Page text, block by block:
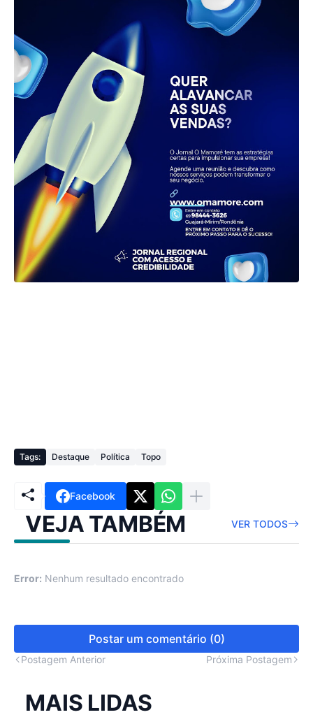
Tags: Destaque Política Topo
Facebook
VEJA TAMBÉM VER TODOS
Error: Nenhum resultado encontrado
Postar um comentário (0)
Postagem Anterior Próxima Postagem
MAIS LIDAS